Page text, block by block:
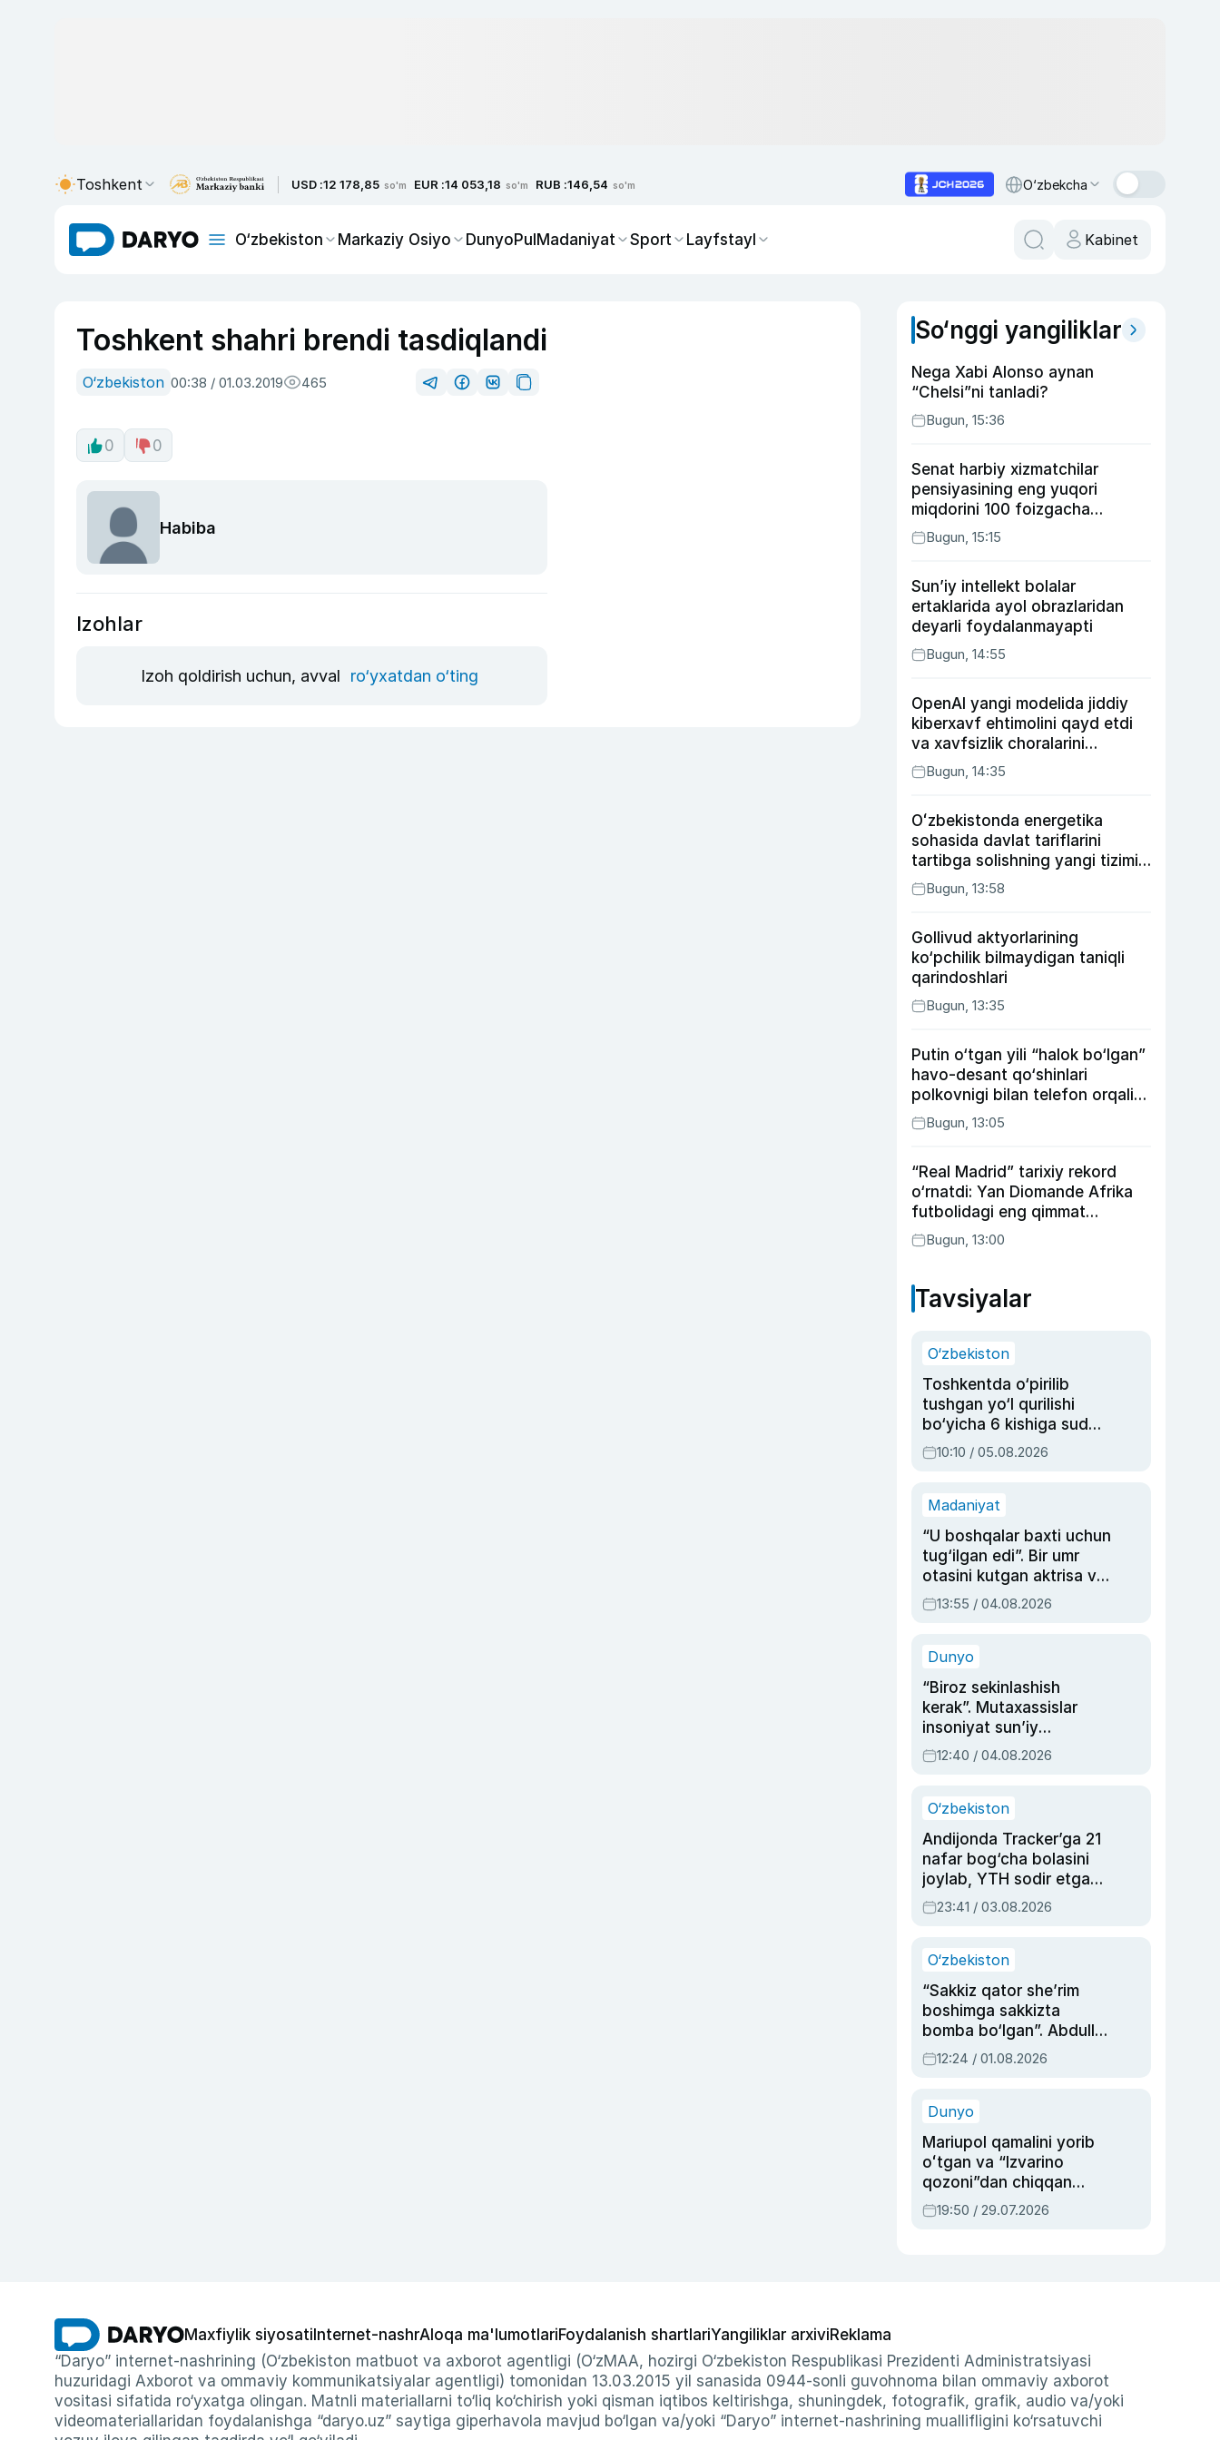
Toshkent USD :12 178,85 so'm EUR :14 053,18 so'm RUB :146,54 so'm O‘zbekcha
O‘zbekiston Markaziy Osiyo DunyoPulMadaniyat Sport Layfstayl Kabinet
Toshkent shahri brendi tasdiqlandi
O‘zbekiston 00:38 / 01.03.2019 465
0 0
Habiba
Izohlar
Izoh qoldirish uchun, avval ro‘yxatdan o‘ting
So‘nggi yangiliklar
Nega Xabi Alonso aynan
“Chelsi”ni tanladi?
Bugun, 15:36
Senat harbiy xizmatchilar
pensiyasining eng yuqori
miqdorini 100 foizgacha
oshirishni nazarda tutuvchi
qonunni ma’qulladi
Bugun, 15:15
Sun’iy intellekt bolalar
ertaklarida ayol obrazlaridan
deyarli foydalanmayapti
Bugun, 14:55
OpenAI yangi modelida jiddiy
kiberxavf ehtimolini qayd etdi
va xavfsizlik choralarini
kuchaytirdi
Bugun, 14:35
Oʻzbekistonda energetika
sohasida davlat tariflarini
tartibga solishning yangi tizimi
joriy etildi
Bugun, 13:58
Gollivud aktyorlarining
ko‘pchilik bilmaydigan taniqli
qarindoshlari
Bugun, 13:35
Putin o‘tgan yili “halok bo‘lgan”
havo-desant qo‘shinlari
polkovnigi bilan telefon orqali
suhbatlashdi
Bugun, 13:05
“Real Madrid” tarixiy rekord
o‘rnatdi: Yan Diomande Afrika
futbolidagi eng qimmat
transferga aylandi
Bugun, 13:00
Tavsiyalar
O‘zbekiston
Toshkentda o‘pirilib
tushgan yo‘l qurilishi
bo‘yicha 6 kishiga sud
hukmi o‘qildi
10:10 / 05.08.2026
Madaniyat
“U boshqalar baxti uchun
tug‘ilgan edi”. Bir umr
otasini kutgan aktrisa va
dublyaj ustasi Rimma
Ahmedovaning
13:55 / 04.08.2026
Dunyo
“Biroz sekinlashish
kerak”. Mutaxassislar
insoniyat sun’iy
intellektni boshqara
olmay qolishidan xavotir
12:40 / 04.08.2026
O‘zbekiston
Andijonda Tracker’ga 21
nafar bog‘cha bolasini
joylab, YTH sodir etgan
ayolga sud hukmi o‘qildi
23:41 / 03.08.2026
O‘zbekiston
“Sakkiz qator she’rim
boshimga sakkizta
bomba bo‘lgan”. Abdulla
Oripovni siyosiy
ayblovlardan asrab
12:24 / 01.08.2026
Dunyo
Mariupol qamalini yorib
oʻtgan va “Izvarino
qozoni”dan chiqqan
qahramon — Ukraina
armiyasi bosh
19:50 / 29.07.2026
Maxfiylik siyosati Internet-nashrAloqa ma'lumotlariFoydalanish shartlariYangiliklar arxiviReklama
“Daryo” internet-nashrining (O‘zbekiston matbuot va axborot agentligi (O‘zMAA, hozirgi O‘zbekiston Respublikasi Prezidenti Administratsiyasi
huzuridagi Axborot va ommaviy kommunikatsiyalar agentligi) tomonidan 13.03.2015 yil sanasida 0944-sonli guvohnoma bilan ommaviy axborot
vositasi sifatida ro‘yxatga olingan. Matnli materiallarni to‘liq ko‘chirish yoki qisman iqtibos keltirishga, shuningdek, fotografik, grafik, audio va/yoki
videomateriallaridan foydalanishga “daryo.uz” saytiga giperhavola mavjud bo‘lgan va/yoki “Daryo” internet-nashrining muallifligini ko‘rsatuvchi